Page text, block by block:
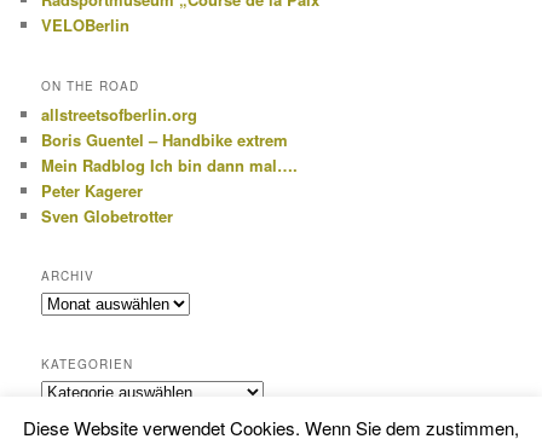
VELOBerlin
ON THE ROAD
allstreetsofberlin.org
Boris Guentel – Handbike extrem
Mein Radblog Ich bin dann mal….
Peter Kagerer
Sven Globetrotter
ARCHIV
Archiv
KATEGORIEN
Kategorien
Diese Website verwendet Cookies. Wenn Sie dem zustimmen,